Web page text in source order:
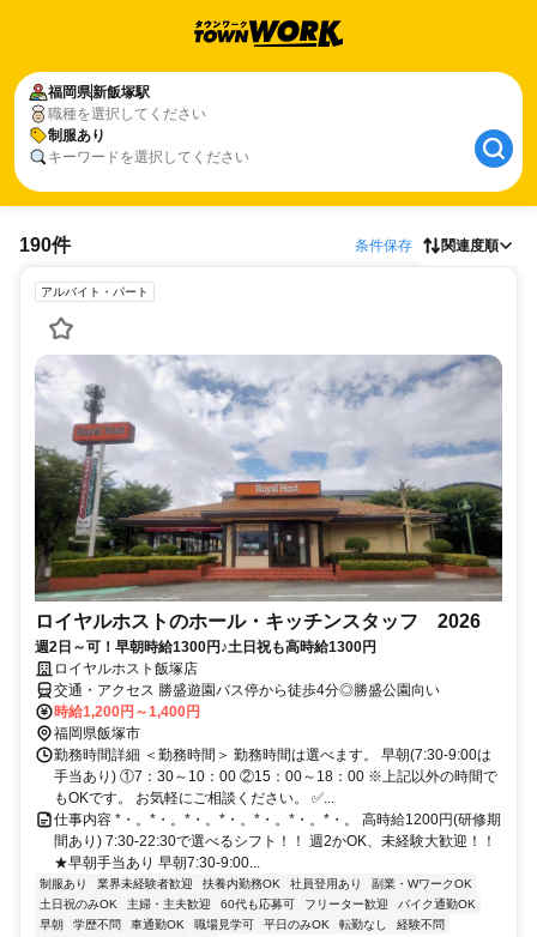
福岡県新飯塚駅
職種を選択してください
制服あり
キーワードを選択してください
190件 条件保存 関連度順
アルバイト・パート
ロイヤルホストのホール・キッチンスタッフ 2026
週2日～可！早朝時給1300円♪土日祝も高時給1300円
ロイヤルホスト飯塚店
交通・アクセス 勝盛遊園バス停から徒歩4分◎勝盛公園向い
時給1,200円～1,400円
福岡県飯塚市
勤務時間詳細 ＜勤務時間＞ 勤務時間は選べます。 早朝(7:30-9:00は
手当あり) ①7：30～10：00 ②15：00～18：00 ※上記以外の時間で
もOKです。 お気軽にご相談ください。 ✅...
仕事内容 *・。*・。*・。*・。*・。*・。*・。 高時給1200円(研修期
間あり) 7:30-22:30で選べるシフト！！ 週2かOK、未経験大歓迎！！
★早朝手当あり 早朝7:30-9:00...
制服あり 業界未経験者歓迎 扶養内勤務OK 社員登用あり
副業・WワークOK
土日祝のみOK
主婦・主夫歓迎 60代も応募可 フリーター歓迎
バイク通勤OK
早朝
学歴不問 車通勤OK 職場見学可 平日のみOK 転勤なし
経験不問